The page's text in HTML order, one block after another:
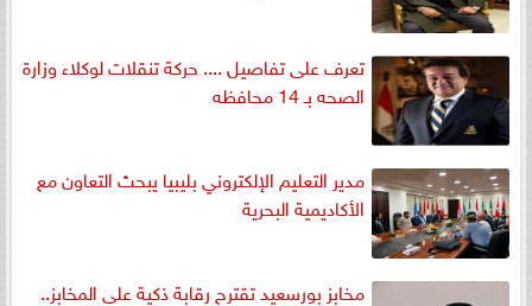
تعرف على تفاصيل .... حركة تنقلات لوكلاء وزارة
الصحه بـ 14 محافظه
مدير التعليم الإلكتروني بليبيا يبحث التعاون مع
الأكاديمية البحرية
مخابز بورسعيد تقترح رقابة ذكية على المخابز..